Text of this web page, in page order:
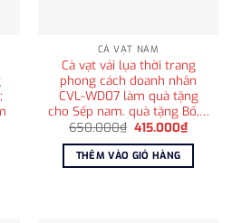
CÀ VẠT NAM
Cà vạt vải lụa thời trang
phong cách doanh nhân
CVL-WD07 làm quà tặng
cho Sếp nam. quà tặng Bố,…
650.000₫ Giá
là:
650.000₫.
415.000₫Giá
tại
THÊM VÀO GIỎ HÀNG